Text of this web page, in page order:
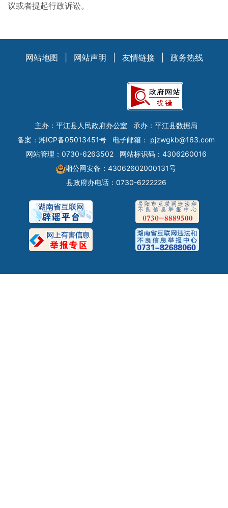
议或者提起行政诉讼。
网站地图 网站声明 友情链接 政务热线
主办：平江县人民政府办公室
承办：平江县数据局
备案： 湘ICP备05013451号 电子邮箱： pjzwgkb@163.com
网站管理：0730-6263502
网站标识码：4306260016
湘公网安备：43062602000131号
县政府办电话：0730-6222226